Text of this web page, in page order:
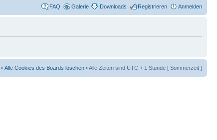
FAQ Galerie Downloads Registrieren Anmelden
• Alle Cookies des Boards löschen • Alle Zeiten sind UTC + 1 Stunde [ Sommerzeit ]